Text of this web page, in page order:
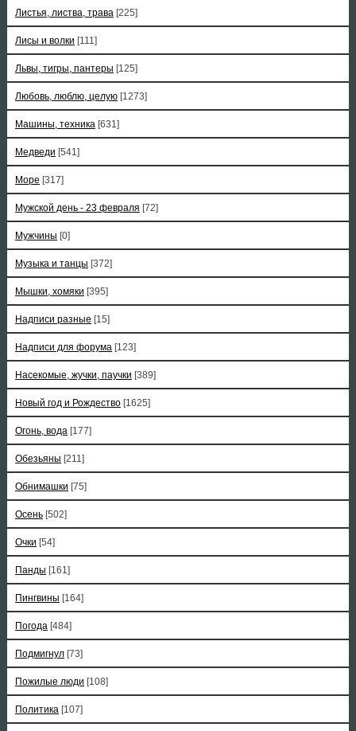
Листья, листва, трава [225]
Лисы и волки [111]
Львы, тигры, пантеры [125]
Любовь, люблю, целую [1273]
Машины, техника [631]
Медведи [541]
Море [317]
Мужской день - 23 февраля [72]
Мужчины [0]
Музыка и танцы [372]
Мышки, хомяки [395]
Надписи разные [15]
Надписи для форума [123]
Насекомые, жучки, паучки [389]
Новый год и Рождество [1625]
Огонь, вода [177]
Обезьяны [211]
Обнимашки [75]
Осень [502]
Очки [54]
Панды [161]
Пингвины [164]
Погода [484]
Подмигнул [73]
Пожилые люди [108]
Политика [107]